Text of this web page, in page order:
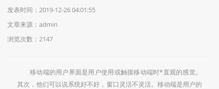
发表时间：2019-12-26 04:01:55
文章来源：admin
浏览次数：2147
移动端的用户界面是用户使用或触摸移动端时*直观的感觉。
其次，他们可以说系统好不好，窗口灵活不灵活。移动端是用户的